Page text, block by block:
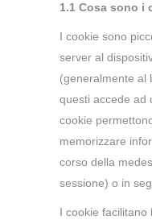
1.1 Cosa sono i
I cookie sono
server al
(generalmente al
questi accede ad
cookie
memorizzare
corso della
sessione) o in
I cookie facilitano